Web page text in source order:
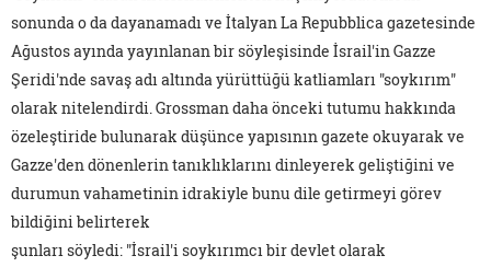
sonunda o da dayanamadı ve İtalyan La Repubblica gazetesinde
Ağustos ayında yayınlanan bir söyleşisinde İsrail'in Gazze
Şeridi'nde savaş adı altında yürüttüğü katliamları "soykırım"
olarak nitelendirdi. Grossman daha önceki tutumu hakkında
özeleştiride bulunarak düşünce yapısının gazete okuyarak ve
Gazze'den dönenlerin tanıklıklarını dinleyerek geliştiğini ve
durumun vahametinin idrakiyle bunu dile getirmeyi görev
bildiğini belirterek
şunları söyledi: "İsrail'i soykırımcı bir devlet olarak